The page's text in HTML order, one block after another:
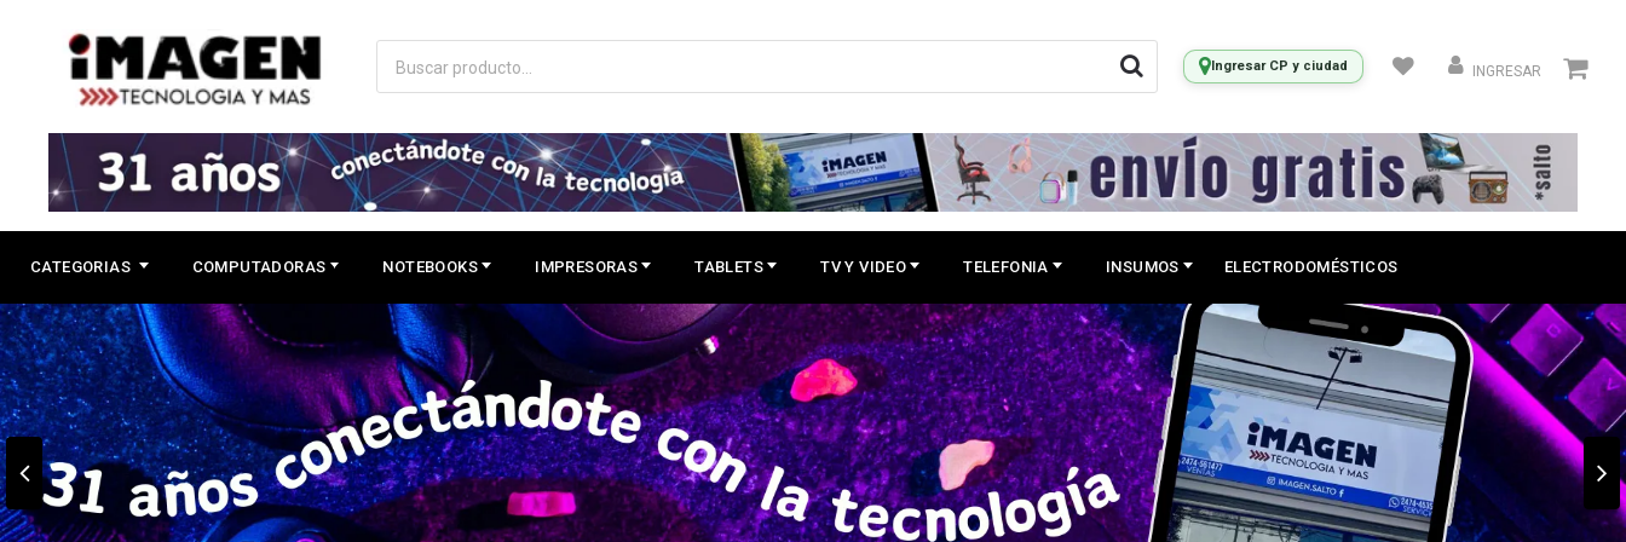
Ingresar CP y ciudad INGRESAR
CATEGORIAS COMPUTADORAS NOTEBOOKS IMPRESORAS TABLETS TV Y VIDEO TELEFONIA INSUMOS ELECTRODOMÉSTICOS